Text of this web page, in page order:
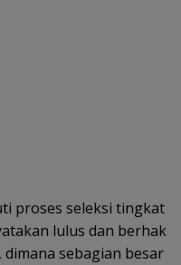
proses seleksi tingkat
lulus dan berhak
sebagian besar